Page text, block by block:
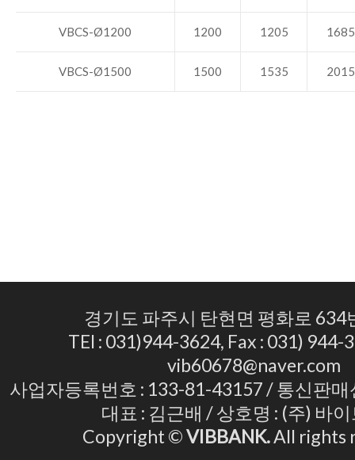
VBCS-Ø1200 1200 1205 1685
VBCS-Ø1500 1500 1535 2015
경기도 파주시 탄현면 평화로 634
TEl : 031)944-3624, Fax : 031) 944-
vib60678@naver.com
사업자등록번호 : 133-81-43157 / 통신판
대표 : 김근배 / 상호명 : (주) 바
Copyright ©VIBBANK.All rights